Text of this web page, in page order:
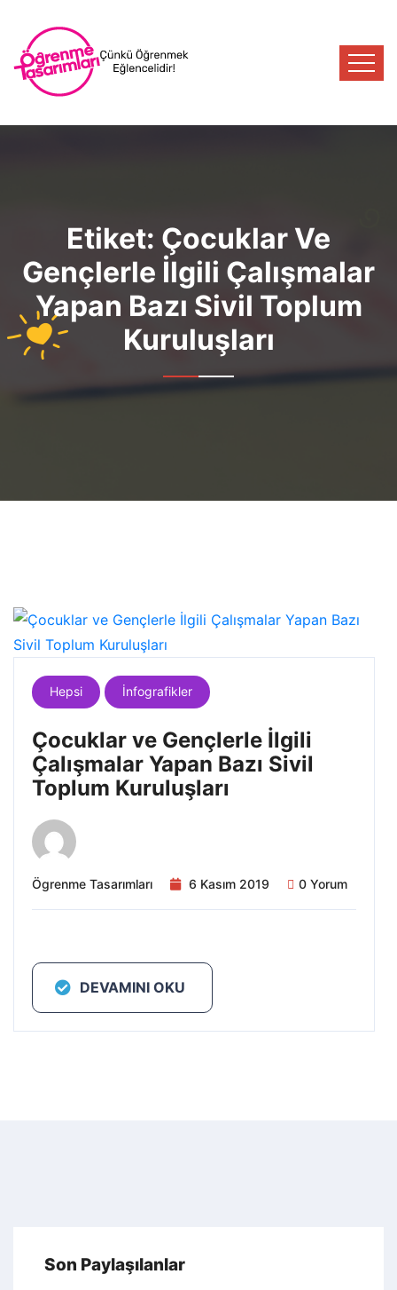
Etiket: Çocuklar Ve
Gençlerle İlgili Çalışmalar
Yapan Bazı Sivil Toplum
Kuruluşları
Hepsi İnfografikler
Çocuklar ve Gençlerle İlgili
Çalışmalar Yapan Bazı Sivil
Toplum Kuruluşları
Ögrenme Tasarımları 6 Kasım 2019 0 Yorum
DEVAMINI OKU
Son Paylaşılanlar